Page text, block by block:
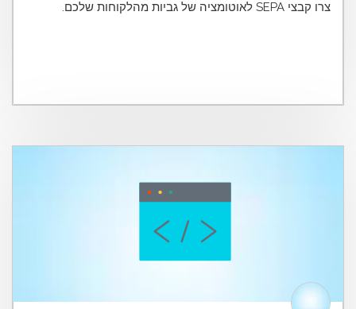
צרו קבצי SEPA לאוטומציה של גביות מהלקוחות שלכם.